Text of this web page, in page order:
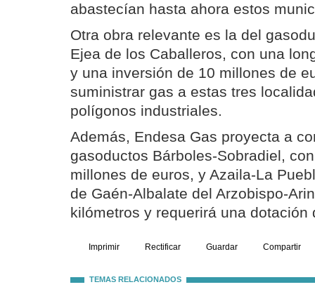
abastecían hasta ahora estos
Otra obra relevante es la del
Ejea de los Caballeros, con una
y una inversión de 10 millones de
suministrar gas a estas tres
polígonos industriales.
Además, Endesa Gas proyecta a
gasoductos Bárboles-Sobradiel,
millones de euros, y Azaila-La
de Gaén-Albalate del Arzobispo-
kilómetros y requerirá una dotación
Imprimir Rectificar Guardar Compartir
TEMAS RELACIONADOS